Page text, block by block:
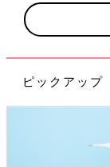
ピックアップ